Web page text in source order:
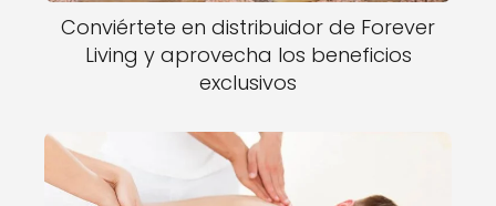
Conviértete en distribuidor de Forever
Living y aprovecha los beneficios
exclusivos